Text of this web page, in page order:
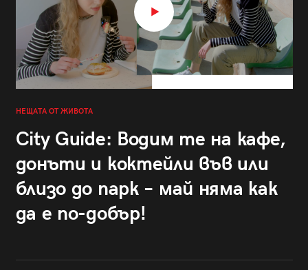
НЕЩАТА ОТ ЖИВОТА
City Guide: Водим те на кафе,
донъти и коктейли във или
близо до парк – май няма как
да е по-добър!